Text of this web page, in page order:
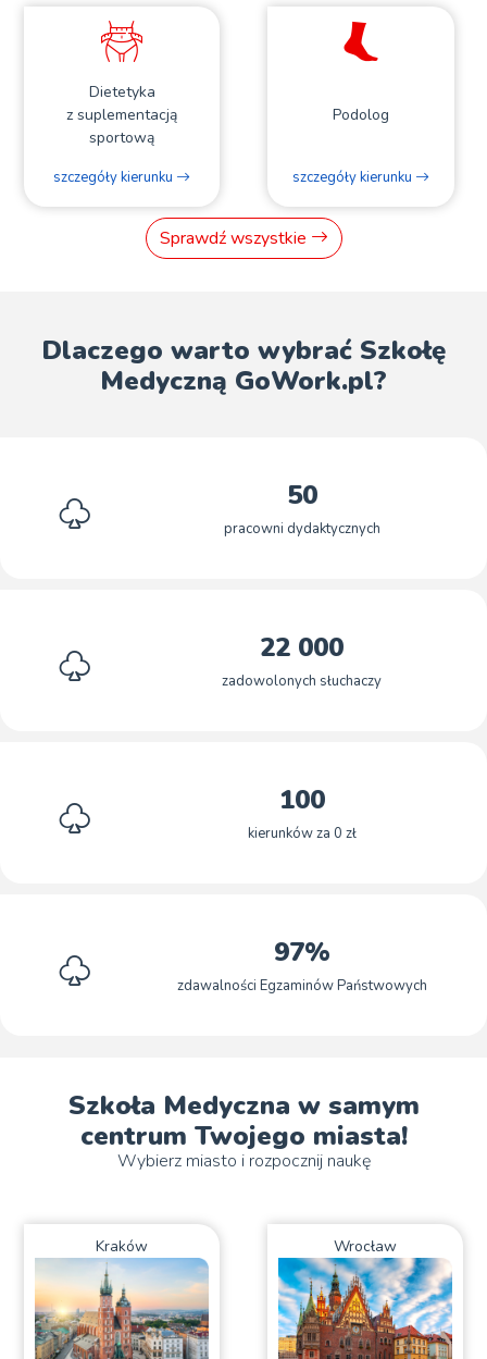
Dietetyka
z suplementacją
sportową
szczegóły kierunku
Podolog
szczegóły kierunku
Sprawdź wszystkie
Dlaczego warto wybrać Szkołę
Medyczną GoWork.pl?
50
pracowni dydaktycznych
22 000
zadowolonych słuchaczy
100
kierunków za 0 zł
97%
zdawalności Egzaminów Państwowych
Szkoła Medyczna w samym
centrum Twojego miasta!
Wybierz miasto i rozpocznij naukę
Kraków Wrocław